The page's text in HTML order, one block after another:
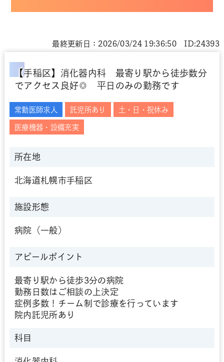
【手稲区】消化器内科 最寄り駅から徒歩数分
でアクセス良好◎ 平日のみの勤務です
最終更新日：2026/03/24 19:36:50 ID:24393
常勤医師求人 託児所あり 土・日・祝休み
医療機器・設備充実
所在地
北海道札幌市手稲区
施設形態
病院（一般）
アピールポイント
最寄り駅から徒歩3分の病院
勤務日数はご相談の上決定
症例多数！チーム制で診療を行っています
院内託児所あり
科目